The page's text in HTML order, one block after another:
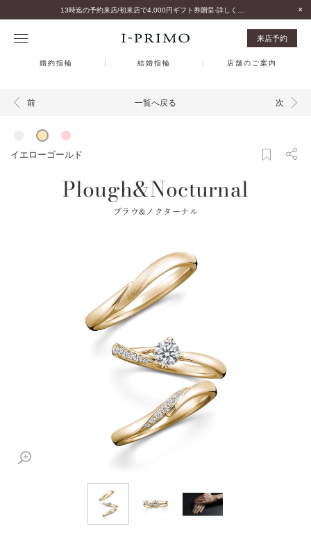
来店予約
婚約指輪 結婚指輪 店舗のご案内
前 一覧へ戻る 次
イエローゴールド
Plough&Nocturnal
プラウ&ノクターナル